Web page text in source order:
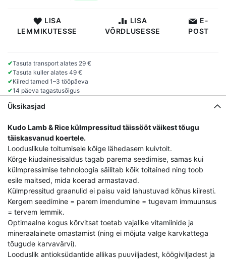
LISA
LEMMIKUTESSE
LISA
VÕRDLUSESSE
E-
POST
✔Tasuta transport alates 29 €
✔Tasuta kuller alates 49 €
✔Kiired tarned 1–3 tööpäeva
✔14 päeva tagastusõigus
Üksikasjad
Kudo Lamb & Rice külmpressitud täissööt väikest tõugu
täiskasvanud koertele.
Looduslikule toitumisele kõige lähedasem kuivtoit.
Kõrge kiudainesisaldus tagab parema seedimise, samas kui
külmpressimise tehnoloogia säilitab kõik toitained ning toob
esile maitsed, mida koerad armastavad.
Külmpressitud graanulid ei paisu vaid lahustuvad kõhus kiiresti.
Kergem seedimine = parem imendumine = tugevam immuunsus
= tervem lemmik.
Optimaalne kogus kõrvitsat toetab vajalike vitamiinide ja
mineraalainete omastamist (ning ei mõjuta valge karvkattega
tõugude karvavärvi).
Looduslik antioksüdantide allikas puuviljadest, köögiviljadest ja